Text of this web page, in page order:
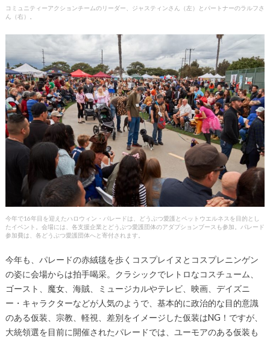
コミュニティーアクションチームのリーダー、ジャスティンさん（左）とパートナーのラルフさ
ん（右）。
今年で16年目を迎えたハロウィン・パレードは、どうぶつ愛護とペットウエルネスを目的とし
たイベント。会場には、各支援企業とどうぶつ愛護団体のアダプションブースも参加。パレード
参加費は、各どうぶつ愛護団体へと寄付されます。
今年も、パレードの赤絨毯を歩くコスプレイヌとコスプレニンゲン
の姿に会場からは拍手喝采。クラシックでレトロなコスチューム、
ゴースト、魔女、海賊、ミュージカルやテレビ、映画、デイズニ
ー・キャラクターなどが人気のようで、基本的に政治的な目的意識
のある仮装、宗教、軽視、差別をイメージした仮装はNG！ですが、
大統領選を目前に開催されたパレードでは、ユーモアのある仮装も